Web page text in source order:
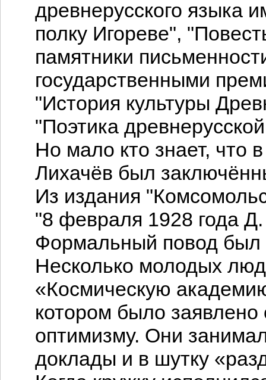
древнерусского языка
полку Игореве",
памятники
государственными
"История культуры
"Поэтика
Но мало кто знает, что
Лихачёв был
Из издания
"8 февраля 1928 года
Формальный повод был
Несколько молодых
«Космическую
котором было
оптимизму. Они
доклады и в шутку